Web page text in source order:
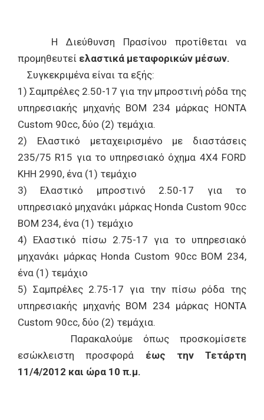
Η Διεύθυνση Πρασίνου προτίθεται να
προμηθευτεί ελαστικά μεταφορικών μέσων.
Συγκεκριμένα είναι τα εξής:
1) Σαμπρέλες 2.50-17 για την μπροστινή ρόδα της
υπηρεσιακής μηχανής ΒΟΜ 234 μάρκας HONTA
Custom 90cc, δύο (2) τεμάχια.
2) Ελαστικό μεταχειρισμένο με διαστάσεις
235/75 R15 για το υπηρεσιακό όχημα 4Χ4 FORD
ΚΗΗ 2990, ένα (1) τεμάχιο
3) Ελαστικό μπροστινό 2.50-17 για το
υπηρεσιακό μηχανάκι μάρκας Honda Custom 90cc
BOM 234, ένα (1) τεμάχιο
4) Ελαστικό πίσω 2.75-17 για το υπηρεσιακό
μηχανάκι μάρκας Honda Custom 90cc BOM 234,
ένα (1) τεμάχιο
5) Σαμπρέλες 2.75-17 για την πίσω ρόδα της
υπηρεσιακής μηχανής ΒΟΜ 234 μάρκας HONTA
Custom 90cc, δύο (2) τεμάχια.
Παρακαλούμε όπως προσκομίσετε
εσώκλειστη προσφορά έως την Τετάρτη
11/4/2012 και ώρα 10 π.μ.